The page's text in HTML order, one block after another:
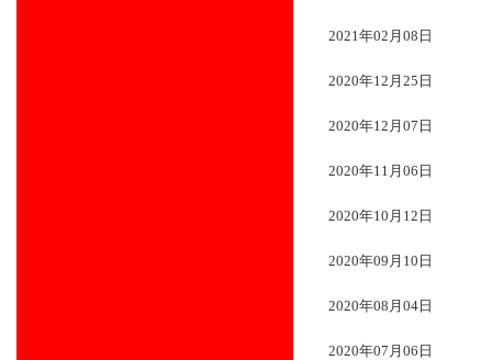
2021年02月08日
2020年12月25日
2020年12月07日
2020年11月06日
2020年10月12日
2020年09月10日
2020年08月04日
2020年07月06日